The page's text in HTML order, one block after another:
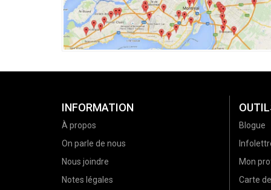
INFORMATION
À propos
On parle de nous
Nous joindre
Notes légales
Blogue
Mon
Carte